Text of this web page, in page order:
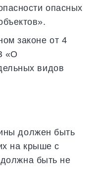
опасных
законе от 4
«О
видов
должен быть
на крыше с
быть не